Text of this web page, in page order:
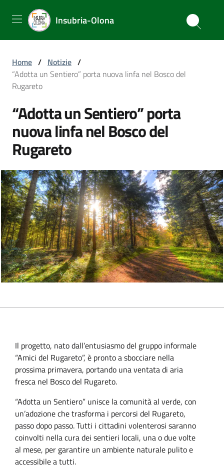
Insubria-Olona
Home / Notizie /
“Adotta un Sentiero” porta nuova linfa nel Bosco del
Rugareto
“Adotta un Sentiero” porta
nuova linfa nel Bosco del
Rugareto
Il progetto, nato dall’entusiasmo del gruppo informale
“Amici del Rugareto”, è pronto a sbocciare nella
prossima primavera, portando una ventata di aria
fresca nel Bosco del Rugareto.
“Adotta un Sentiero” unisce la comunità al verde, con
un’adozione che trasforma i percorsi del Rugareto,
passo dopo passo. Tutti i cittadini volenterosi saranno
coinvolti nella cura dei sentieri locali, una o due volte
al mese, per garantire un ambiente naturale pulito e
accessibile a tutti.